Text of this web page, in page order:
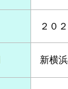
２０
新横